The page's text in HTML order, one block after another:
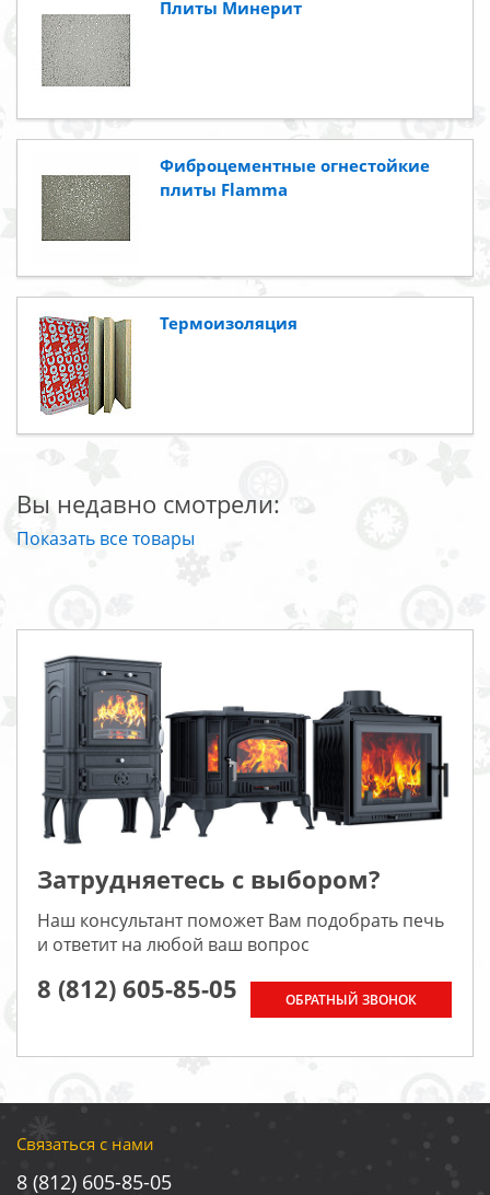
Плиты Минерит
Фиброцементные огнестойкие
плиты Flamma
Термоизоляция
Вы недавно смотрели:
Показать все товары
Затрудняетесь с выбором?
Наш консультант поможет Вам подобрать печь
и ответит на любой ваш вопрос
8 (812) 605-85-05 ОБРАТНЫЙ ЗВОНОК
Связаться с нами
8 (812) 605-85-05